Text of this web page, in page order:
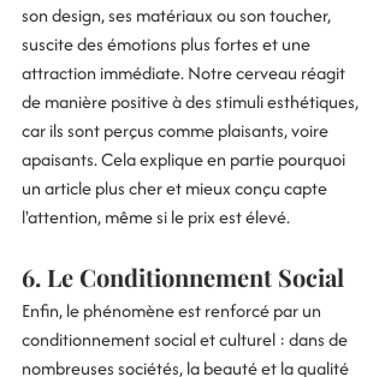
son design, ses matériaux ou son toucher,
suscite des émotions plus fortes et une
attraction immédiate. Notre cerveau réagit
de manière positive à des stimuli esthétiques,
car ils sont perçus comme plaisants, voire
apaisants. Cela explique en partie pourquoi
un article plus cher et mieux conçu capte
l'attention, même si le prix est élevé.
6. Le Conditionnement Social
Enfin, le phénomène est renforcé par un
conditionnement social et culturel : dans de
nombreuses sociétés, la beauté et la qualité